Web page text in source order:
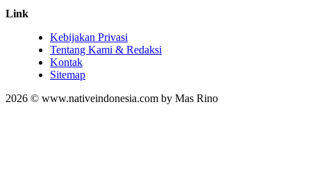
Link
Kebijakan Privasi
Tentang Kami & Redaksi
Kontak
Sitemap
2026 © www.nativeindonesia.com by Mas Rino